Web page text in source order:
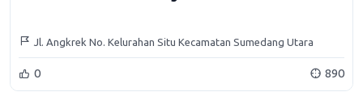
Jl. Angkrek No. Kelurahan Situ Kecamatan Sumedang Utara
Kabupaten Sumedang
0 890